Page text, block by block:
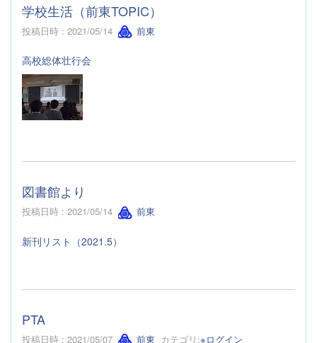
学校生活（前東TOPIC）
投稿日時 : 2021/05/14 前東
高校総体壮行会
図書館より
投稿日時 : 2021/05/14 前東
新刊リスト（2021.5）
PTA
投稿日時 : 2021/05/07 前東 カテゴリ:※ログイン